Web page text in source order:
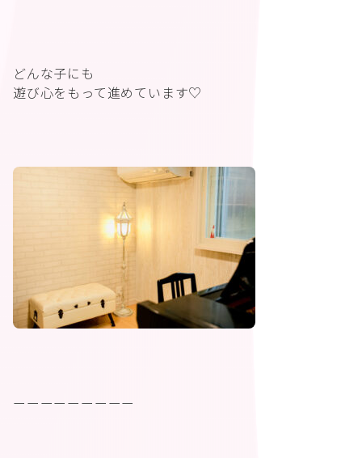
どんな子にも
遊び心をもって進めています♡
ーーーーーーーーー